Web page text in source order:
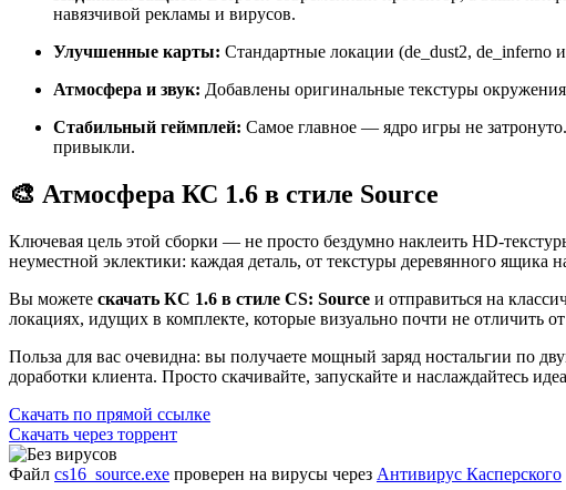
навязчивой рекламы и вирусов.
Улучшенные карты: Стандартные локации (de_dust2, de_inferno
Атмосфера и звук: Добавлены оригинальные текстуры
Стабильный геймплей: Самое главное — ядро игры не
привыкли.
🎨 Атмосфера КС 1.6 в стиле Source
Ключевая цель этой сборки — не просто бездумно наклеить HD-
неуместной эклектики: каждая деталь, от текстуры деревянного ящика
Вы можете скачать КС 1.6 в стиле CS: Source и отправиться на
локациях, идущих в комплекте, которые визуально почти не отличить
Польза для вас очевидна: вы получаете мощный заряд ностальгии по
доработки клиента. Просто скачивайте, запускайте и наслаждайтесь
Скачать по прямой ссылке
Скачать через торрент
Файл cs16_source.exe проверен на вирусы через Антивирус Касперского